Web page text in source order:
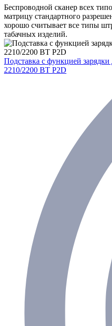
Беспроводной сканер всех
матрицу стандартного
хорошо считывает все типы
табачных изделий.
Подставка с функцией
2210/2200 BT P2D